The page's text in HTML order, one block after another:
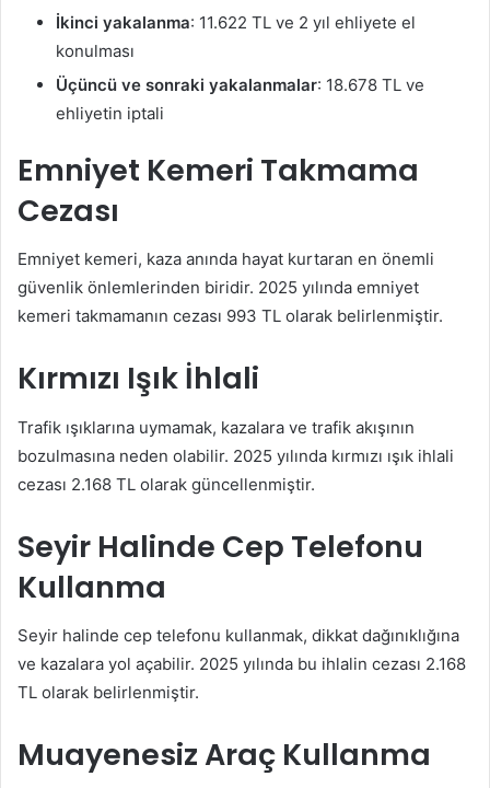
İkinci yakalanma: 11.622 TL ve 2 yıl ehliyete el
konulması
Üçüncü ve sonraki yakalanmalar: 18.678 TL ve
ehliyetin iptali
Emniyet Kemeri Takmama
Cezası
Emniyet kemeri, kaza anında hayat kurtaran en önemli
güvenlik önlemlerinden biridir. 2025 yılında emniyet
kemeri takmamanın cezası 993 TL olarak belirlenmiştir.
Kırmızı Işık İhlali
Trafik ışıklarına uymamak, kazalara ve trafik akışının
bozulmasına neden olabilir. 2025 yılında kırmızı ışık ihlali
cezası 2.168 TL olarak güncellenmiştir.
Seyir Halinde Cep Telefonu
Kullanma
Seyir halinde cep telefonu kullanmak, dikkat dağınıklığına
ve kazalara yol açabilir. 2025 yılında bu ihlalin cezası 2.168
TL olarak belirlenmiştir.
Muayenesiz Araç Kullanma